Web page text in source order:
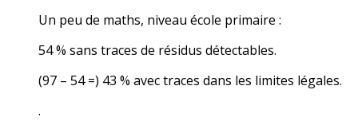
Un peu de maths, niveau école primaire :
54 % sans traces de résidus détectables.
(97 – 54 =) 43 % avec traces dans les limites légales.
.